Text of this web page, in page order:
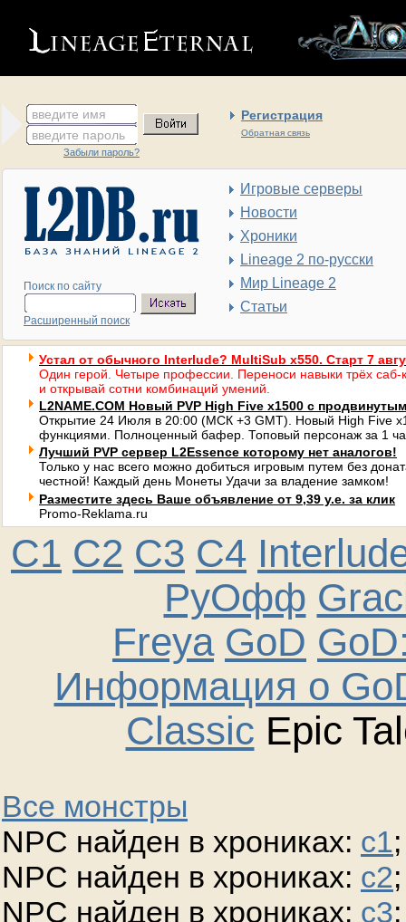
введите имя Регистрация
Обратная связь
введите пароль
Забыли пароль?
Поиск по сайту
Расширенный поиск
Игровые серверы
Новости
Хроники
Lineage 2 по-русски
Мир Lineage 2
Статьи
Устал от обычного Interlude? MultiSub x550. Старт 7
Один герой. Четыре профессии. Переноси навыки трёх саб-
и открывай сотни комбинаций умений.
L2NAME.COM Новый PVP High Five x1500 с
Открытие 24 Июля в 20:00 (МСК +3 GMT). Новый High Five
функциями. Полноценный бафер. Топовый персонаж за 1
Лучший PVP сервер L2Essence которому нет аналогов!
Только у нас всего можно добиться игровым путем без
честной! Каждый день Монеты Удачи за владение замком!
Разместите здесь Ваше объявление от 9,39 у.е. за клик
Promo-Reklama.ru
C1 C2 C3 C4
РуОфф
Freya GoD
Информация о
Classic Epic
Все монстры
NPC найден в хрониках: c1;
NPC найден в хрониках: c2;
NPC найден в хрониках: c3;